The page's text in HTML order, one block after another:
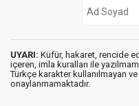
UYARI: Küfür, hakaret, rencide
içeren, imla kuralları ile
Türkçe karakter kullanılmayan
onaylanmamaktadır.